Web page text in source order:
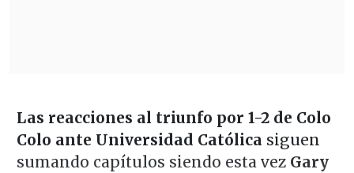
Las reacciones al triunfo por 1-2 de Colo
Colo ante Universidad Católica siguen
sumando capítulos siendo esta vez Gary